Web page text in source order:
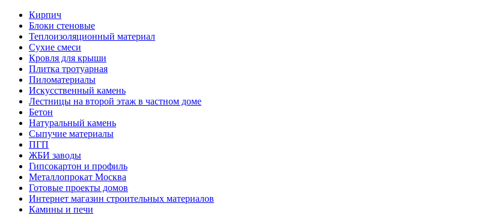
Кирпич
Блоки стеновые
Теплоизоляционный материал
Сухие смеси
Кровля для крыши
Плитка тротуарная
Пиломатериалы
Искусственный камень
Лестницы на второй этаж в частном доме
Бетон
Натуральный камень
Сыпучие материалы
ПГП
ЖБИ заводы
Гипсокартон и профиль
Металлопрокат Москва
Готовые проекты домов
Интернет магазин строительных материалов
Камины и печи